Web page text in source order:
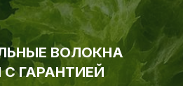
ВОЛОКНА
ГАРАНТИЕЙ